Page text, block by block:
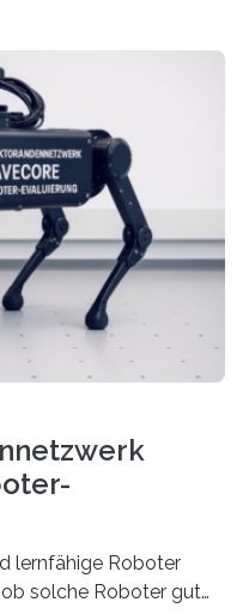
Gehirn. Die
vor
Silizium-
Sie verbrauchen
die Datenübertragung
aus. Da KI-Modelle
Datenmengen
an neuen
lernfähige Roboter
solche Roboter gut